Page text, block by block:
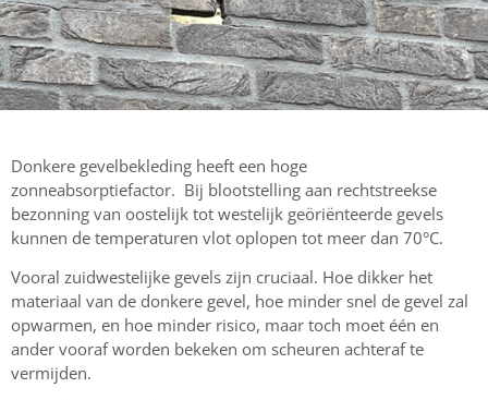
Donkere gevelbekleding heeft een hoge
zonneabsorptiefactor. Bij blootstelling aan rechtstreekse
bezonning van oostelijk tot westelijk geöriënteerde gevels
kunnen de temperaturen vlot oplopen tot meer dan 70°C.
Vooral zuidwestelijke gevels zijn cruciaal. Hoe dikker het
materiaal van de donkere gevel, hoe minder snel de gevel zal
opwarmen, en hoe minder risico, maar toch moet één en
ander vooraf worden bekeken om scheuren achteraf te
vermijden.